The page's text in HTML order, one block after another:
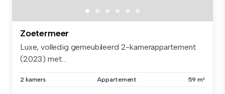
Zoetermeer
Luxe, volledig gemeubileerd 2-kamerappartement
(2023) met...
2 kamers Appartement 59 m²